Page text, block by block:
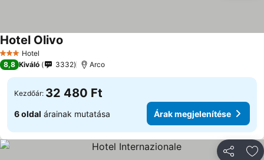
3 Kategória
Hotel
Hotel Olivo
8,8 Kiváló 3332 Arco
Kezdőár: 32 480 Ft
6 oldal árainak mutatása Árak megjelenítése